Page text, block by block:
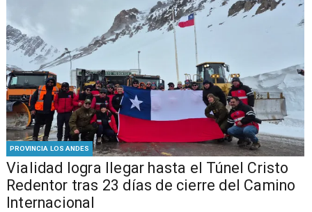
PROVINCIA LOS ANDES
Vialidad logra llegar hasta el Túnel Cristo
Redentor tras 23 días de cierre del Camino
Internacional